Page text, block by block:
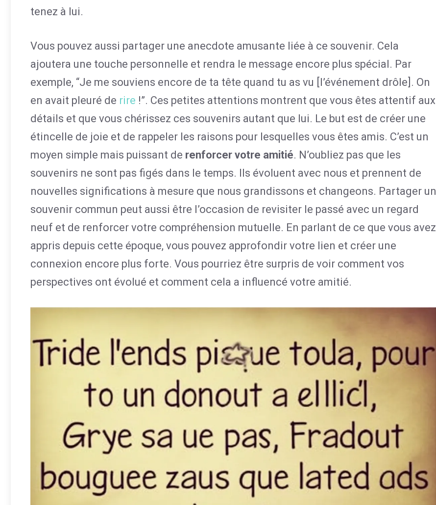
tenez à lui.
Vous pouvez aussi partager une anecdote amusante liée à ce souvenir. Cela
ajoutera une touche personnelle et rendra le message encore plus spécial. Par
exemple, “Je me souviens encore de ta tête quand tu as vu [l’événement drôle]. On
en avait pleuré de rire !”. Ces petites attentions montrent que vous êtes attentif aux
détails et que vous chérissez ces souvenirs autant que lui. Le but est de créer une
étincelle de joie et de rappeler les raisons pour lesquelles vous êtes amis. C’est un
moyen simple mais puissant de renforcer votre amitié. N’oubliez pas que les
souvenirs ne sont pas figés dans le temps. Ils évoluent avec nous et prennent de
nouvelles significations à mesure que nous grandissons et changeons. Partager un
souvenir commun peut aussi être l’occasion de revisiter le passé avec un regard
neuf et de renforcer votre compréhension mutuelle. En parlant de ce que vous avez
appris depuis cette époque, vous pouvez approfondir votre lien et créer une
connexion encore plus forte. Vous pourriez être surpris de voir comment vos
perspectives ont évolué et comment cela a influencé votre amitié.